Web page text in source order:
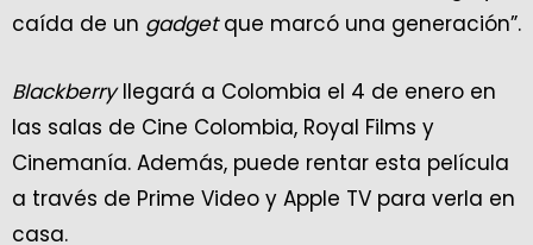
caída de un gadgetque marcó una generación”.
Blackberryllegará a Colombia el 4 de enero en
las salas de Cine Colombia, Royal Films y
Cinemanía. Además, puede rentar esta película
a través de Prime Video y Apple TV para verla en
casa.